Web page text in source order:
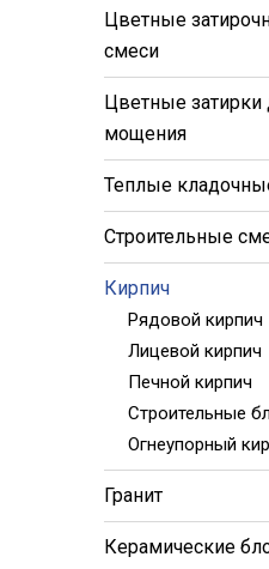
Цветные
смеси
Цветные затирки
мощения
Теплые
Строительные
Кирпич
Рядовой кирпич
Лицевой кирпич
Печной кирпич
Строительные
Огнеупорный
Гранит
Керамические